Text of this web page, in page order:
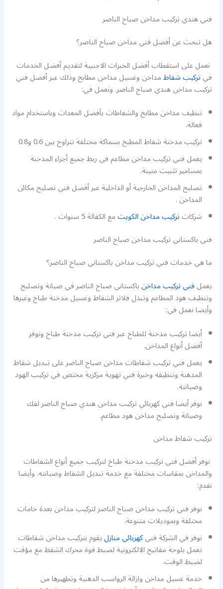
فني هندي تركيب مداخن صباح الناصر
هل تبحث عن أفضل فني مداخن صباح الناصر؟
نعمل على استقطاب أفضل الخبرات الاجنبية لتقديم أفضل الخدمات
فيتركيب شفاطمداخن وغسيل مداخن مطابخ وذلك عبر أفضل فني
تركيب مداخن هندي صباح الناصر. ونعمل في:
تنظيف مداخن مطابخ والشفاطات بأفضل المعدات وباستخدام مواد
فعالة.
تركيب مدخنة شفاط المطبخ بسماكة مختلفة تتراوح بين 0.6 و0.8
يعمل فني تركيب مداخن مطاعم في ربط جميع أجزاء المدخنة
بمسامير تثبيت متينة.
تصليح المداخن الخارجية أو الداخلية عبر أفضل فني تصليح مكائن
المداخن .
شركاتتركيب مداخن الكويتمع الكفالة 5 سنوات .
فني باكستاني تركيب مداخن صباح الناصر
ما هي خدمات فني تركيب مداخن باكستاني صباح الناصر؟
يعملفني تركيب مداخنباكستاني صباح الناصر في صيانة وتصليح
وتنظيف هود المطاعم وتبدل فلاتر الشفاط وغسيل مدخنة طباخ وغيرها
وأيضا نعمل في:
أيضا تركيب مدخنة للطباخ عبر فني تركيب مدخنة طباخ ونوفر
أفضل أنواع المداخن.
يعمل فني تركيب شفاطات مداخن صباح الناصر على تبديل شفاط
المدهنة وتنظيفه وخبرة فني تهوية مركزية مختص في تركيب الهود
وصيانته.
نوفر أيضا فني كهربائي تركيب مداخن هندي صباح الناصر لفك
وصيانة وتصليح مداخن هود مطاعم.
تركيب شفاط مداخن
نوفر أفضل فني تركيب مدخنة طباخ لتركيب جميع أنواع الشفاطات
والمداخن بمقاسات مختلفة مع خدمة تبديل الشفاط وصيانته. وأيضا
نقدم:
نوفر فني تركيب مداخن صباح الناصر لتركيب مداخن بعدة خامات
مختلفة وبموديلات متنوعة.
نوفر في الشركة فنيكهربائي منازليقوم بتركيب مداخن شفاطات
تعمل بلوحة مفاتيح الالكترونية لضبط قوة محرك الشفط مع مؤقت
لضبط الوقت.
خدمة غسيل مداخن وازالة الرواسب الدهنية وتطهيرها من